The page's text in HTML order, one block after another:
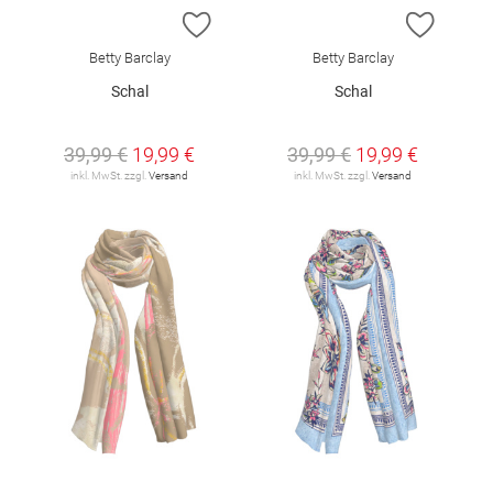
ZUR WUNSCHLISTE HINZUFÜGEN
Betty Barclay
Schal
39,99 € 19,99 €
inkl. MwSt. zzgl. Versand
ZUR
Betty Barclay
Schal
39,99 € 19,99 €
inkl. MwSt. zzgl. Versand